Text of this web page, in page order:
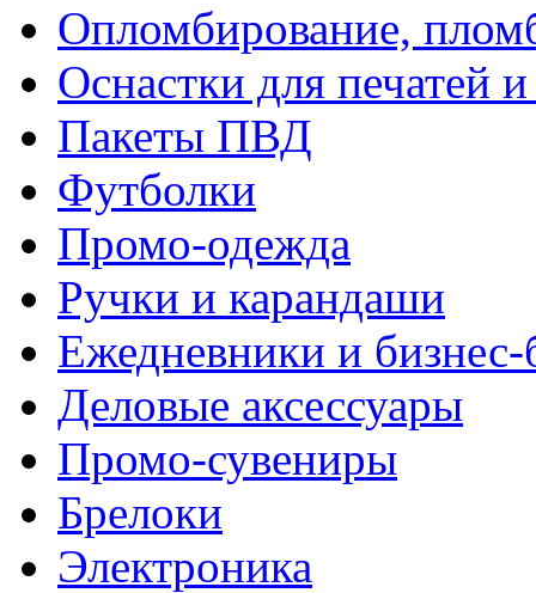
Опломбирование,
Оснастки для печатей
Пакеты ПВД
Футболки
Промо-одежда
Ручки и карандаши
Ежедневники и
Деловые аксессуары
Промо-сувениры
Брелоки
Электроника